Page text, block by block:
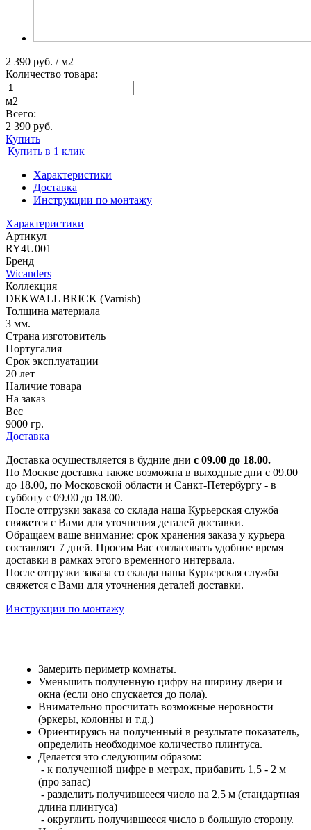
2 390 руб. / м2
Количество товара:
м2
Всего:
2 390 руб.
Купить
Купить в 1 клик
Характеристики
Доставка
Инструкции по монтажу
Характеристики
Артикул
RY4U001
Бренд
Wicanders
Коллекция
DEKWALL BRICK (Varnish)
Толщина материала
3 мм.
Страна изготовитель
Португалия
Срок эксплуатации
20 лет
Наличие товара
На заказ
Вес
9000 гр.
Доставка
Доставка осуществляется в будние дни с 09.00 до 18.00.
По Москве доставка также возможна в выходные дни с 09.00
до 18.00, по Московской области и Санкт-Петербургу - в
субботу с 09.00 до 18.00.
После отгрузки заказа со склада наша Курьерская служба
свяжется с Вами для уточнения деталей доставки.
Обращаем ваше внимание: срок хранения заказа у курьера
составляет 7 дней. Просим Вас согласовать удобное время
доставки в рамках этого временного интервала.
После отгрузки заказа со склада наша Курьерская служба
свяжется с Вами для уточнения деталей доставки.
Инструкции по монтажу
Замерить периметр комнаты.
Уменьшить полученную цифру на ширину двери и
окна (если оно спускается до пола).
Внимательно просчитать возможные неровности
(эркеры, колонны и т.д.)
Ориентируясь на полученный в результате показатель,
определить необходимое количество плинтуса.
Делается это следующим образом:
- к полученной цифре в метрах, прибавить 1,5 - 2 м
(про запас)
- разделить получившееся число на 2,5 м (стандартная
длина плинтуса)
- округлить получившееся число в большую сторону.